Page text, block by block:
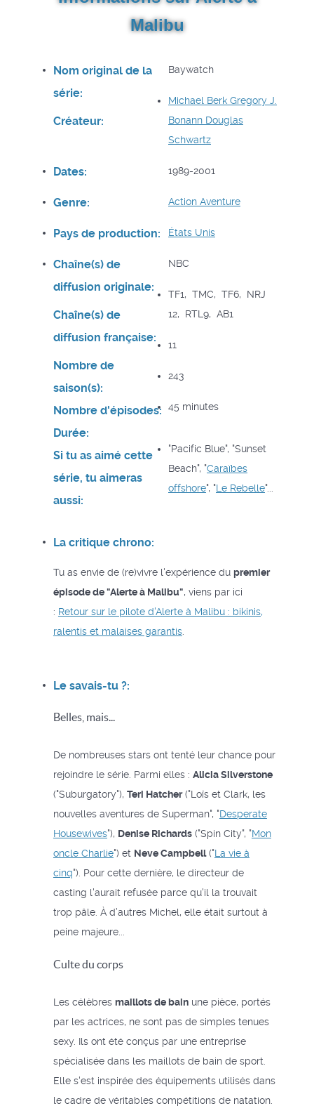
Malibu
Nom original de la
série:
Baywatch
Créateur:
Michael Berk Gregory J.
Bonann Douglas
Schwartz
Dates: 1989-2001
Genre: Action Aventure
Pays de production: États Unis
Chaîne(s) de
diffusion originale:
NBC
Chaîne(s) de
diffusion française:
TF1, TMC, TF6, NRJ
12, RTL9, AB1
Nombre de
saison(s):
11
Nombre d'épisodes:
243
Durée:
45 minutes
Si tu as aimé cette
série, tu aimeras
aussi:
"Pacific Blue", "Sunset
Beach", "Caraïbes
offshore", "Le Rebelle"...
La critique chrono:
Tu as envie de (re)vivre l'expérience du premier
épisode de "Alerte à Malibu", viens par ici
: Retour sur le pilote d'Alerte à Malibu : bikinis,
ralentis et malaises garantis.
Le savais-tu ?:
Belles, mais...
De nombreuses stars ont tenté leur chance pour
rejoindre le série. Parmi elles : Alicia Silverstone
("Suburgatory"), Teri Hatcher("Loïs et Clark, les
nouvelles aventures de Superman", "Desperate
Housewives"), Denise Richards("Spin City", "Mon
oncle Charlie") et Neve Campbell("La vie à
cinq"). Pour cette dernière, le directeur de
casting l'aurait refusée parce qu'il la trouvait
trop pâle. À d’autres Michel, elle était surtout à
peine majeure...
Culte du corps
Les célèbres maillots de bainune pièce, portés
par les actrices, ne sont pas de simples tenues
sexy. Ils ont été conçus par une entreprise
spécialisée dans les maillots de bain de sport.
Elle s'est inspirée des équipements utilisés dans
le cadre de véritables compétitions de natation.